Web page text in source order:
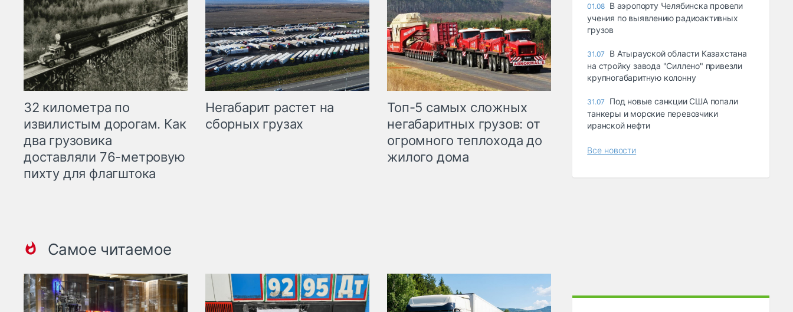
32 километра по
извилистым дорогам. Как
два грузовика
доставляли 76-метровую
пихту для флагштока
Негабарит растет на
сборных грузах
Топ-5 самых сложных
негабаритных грузов: от
огромного теплохода до
жилого дома
Самое читаемое
01.08 В аэропорту Челябинска провели
учения по выявлению радиоактивных
грузов
31.07
В Атырауской области Казахстана
на стройку завода "Силлено" привезли
крупногабаритную колонну
31.07
Под новые санкции США попали
танкеры и морские перевозчики
иранской нефти
Все новости